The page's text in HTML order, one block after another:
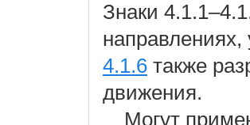
Знаки
4.1.6 также
движения.
Могут